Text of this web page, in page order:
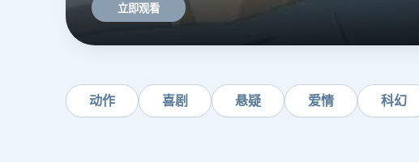
立即观看
动作 喜剧 悬疑 爱情 科幻